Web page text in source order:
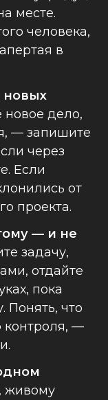
месте.
человека,
в
новых
дело,
— запишите
через
Если
от
проекта.
— и не
задачу,
отдайте
пока
Понять, что
контроля, —
живому